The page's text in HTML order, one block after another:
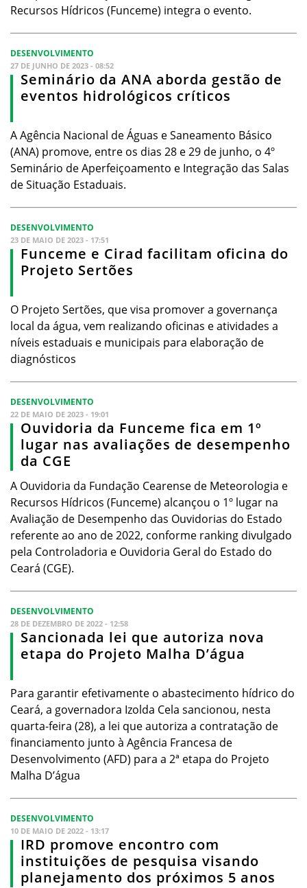
Recursos Hídricos (Funceme) integra o evento.
DESENVOLVIMENTO
27 DE JUNHO DE 2023 - 08:52
Seminário da ANA aborda gestão de
eventos hidrológicos críticos
A Agência Nacional de Águas e Saneamento Básico
(ANA) promove, entre os dias 28 e 29 de junho, o 4º
Seminário de Aperfeiçoamento e Integração das Salas
de Situação Estaduais.
DESENVOLVIMENTO
23 DE MAIO DE 2023 - 17:51
Funceme e Cirad facilitam oficina do
Projeto Sertões
O Projeto Sertões, que visa promover a governança
local da água, vem realizando oficinas e atividades a
níveis estaduais e municipais para elaboração de
diagnósticos
DESENVOLVIMENTO
22 DE MAIO DE 2023 - 19:01
Ouvidoria da Funceme fica em 1º
lugar nas avaliações de desempenho
da CGE
A Ouvidoria da Fundação Cearense de Meteorologia e
Recursos Hídricos (Funceme) alcançou o 1º lugar na
Avaliação de Desempenho das Ouvidorias do Estado
referente ao ano de 2022, conforme ranking divulgado
pela Controladoria e Ouvidoria Geral do Estado do
Ceará (CGE).
DESENVOLVIMENTO
28 DE DEZEMBRO DE 2022 - 12:58
Sancionada lei que autoriza nova
etapa do Projeto Malha D’água
Para garantir efetivamente o abastecimento hídrico do
Ceará, a governadora Izolda Cela sancionou, nesta
quarta-feira (28), a lei que autoriza a contratação de
financiamento junto à Agência Francesa de
Desenvolvimento (AFD) para a 2ª etapa do Projeto
Malha D’água
DESENVOLVIMENTO
10 DE MAIO DE 2022 - 13:17
IRD promove encontro com
instituições de pesquisa visando
planejamento dos próximos 5 anos